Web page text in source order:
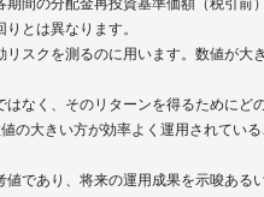
間の分配金再投資基準価額（税引前
とは異なります。
スクを測るのに用います。数値が
なく、そのリターンを得るために
大きい方が効率よく運用されてい
であり、将来の運用成果を示唆あ